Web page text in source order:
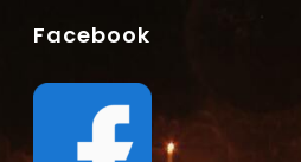
Facebook